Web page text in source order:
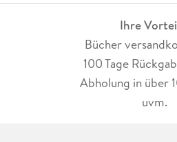
Ihre
Bücher
100 Tage
Abholung in über
uvm.